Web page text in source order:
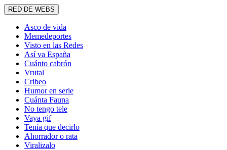
RED DE WEBS
Asco de vida
Memedeportes
Visto en las Redes
Así va España
Cuánto cabrón
Vrutal
Cribeo
Humor en serie
Cuánta Fauna
No tengo tele
Vaya gif
Tenía que decirlo
Ahorrador o rata
Viralizalo